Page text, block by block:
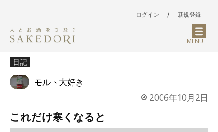
ログイン / 新規登録
MENU
日記
モルト大好き
2006年10月2日
これだけ寒くなると